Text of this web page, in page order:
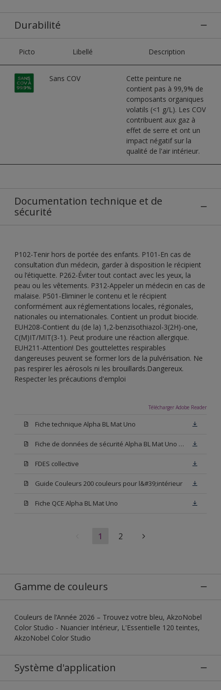
Durabilité
Picto Libellé Description
Sans COV
Cette peinture ne
contient pas à 99,9% de
composants organiques
volatils (<1 g/L). Les COV
contribuent aux gaz à
effet de serre et ont un
impact négatif sur la
qualité de l'air intérieur.
Documentation technique et de
sécurité
P102-Tenir hors de portée des enfants. P101-En cas de
consultation d’un médecin, garder à disposition le récipient
ou l’étiquette. P262-Éviter tout contact avec les yeux, la
peau ou les vêtements. P312-Appeler un médecin en cas de
malaise. P501-Eliminer le contenu et le récipient
conformément aux réglementations locales, régionales,
nationales ou internationales. Contient un produit biocide.
EUH208-Contient du (de la) 1,2-benzisothiazol-3(2H)-one,
C(M)IT/MIT(3-1). Peut produire une réaction allergique.
EUH211-Attention! Des gouttelettes respirables
dangereuses peuvent se former lors de la pulvérisation. Ne
pas respirer les aérosols ni les brouillards.Dangereux.
Respecter les précautions d'emploi
Télécharger Adobe Reader
Fiche technique Alpha BL Mat Uno
Fiche de données de sécurité Alpha BL Mat Uno Base W05
FDES collective
Guide Couleurs 200 couleurs pour l&#39;intérieur
Fiche QCE Alpha BL Mat Uno
1 2
Gamme de couleurs
Couleurs de l’Année 2026 – Trouvez votre bleu, AkzoNobel
Color Studio - Nuancier Intérieur, L'Essentielle 120 teintes,
AkzoNobel Color Studio
Système d'application